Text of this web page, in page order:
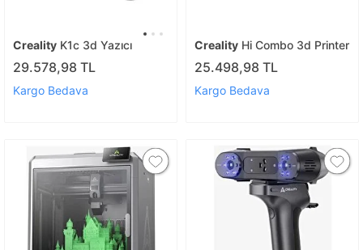
Creality K1c 3d Yazıcı
29.578,98 TL
Kargo Bedava
Creality Hi Combo 3d Printer
25.498,98 TL
Kargo Bedava